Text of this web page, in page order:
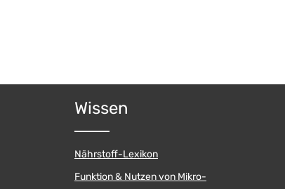
Wissen
Nährstoff-Lexikon
Funktion & Nutzen von Mikro-